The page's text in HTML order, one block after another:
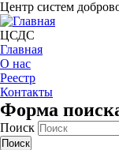
Центр систем
ЦСДС
Главная
О нас
Реестр
Контакты
Форма
Поиск